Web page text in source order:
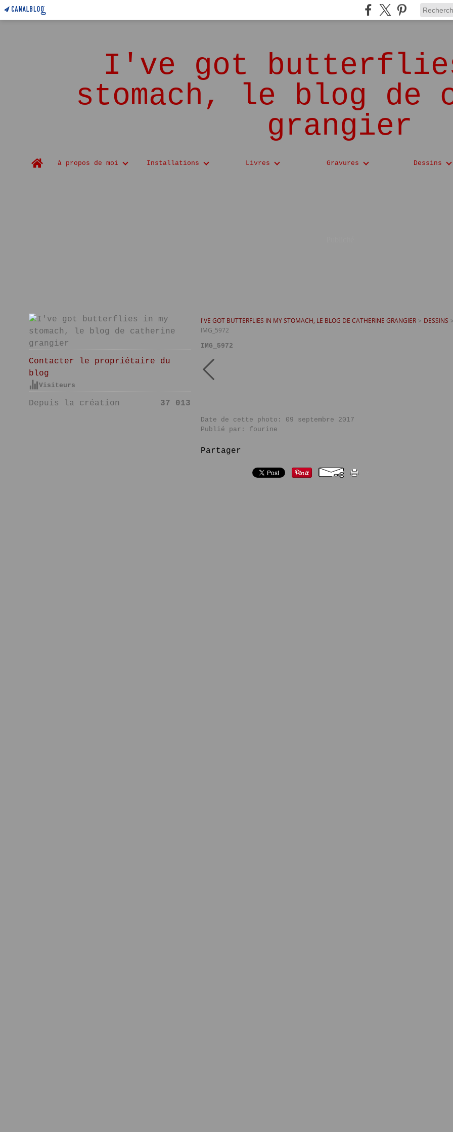
I've got
stomach, le blog de
grangier
Home
à propos de moi Installations Livres Gravures Dessins
Contacter le propriétaire du
blog
Visiteurs
Depuis la création 37 013
I'VE GOT BUTTERFLIES IN MY STOMACH, LE BLOG DE CATHERINE GRANGIER > DESSINS >
IMG_5972
IMG_5972
Date de cette photo: 09 septembre 2017
Publié par: fourine
Partager